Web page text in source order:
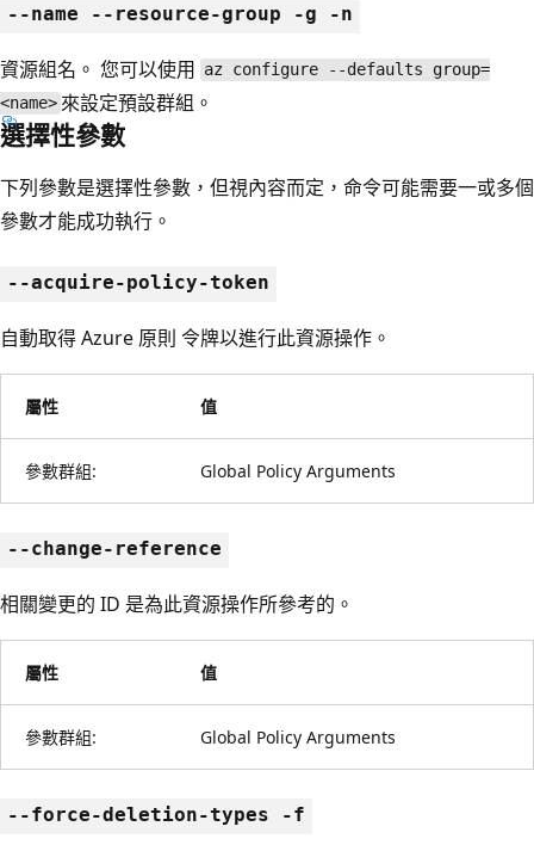
--name --resource-group -g -n
資源組名。 您可以使用 az configure --defaults group=
<name>來設定預設群組。
選擇性參數
下列參數是選擇性參數，但視內容而定，命令可能需要一或多個
參數才能成功執行。
--acquire-policy-token
自動取得 Azure 原則 令牌以進行此資源操作。
屬性 值
參數群組: Global Policy Arguments
--change-reference
相關變更的 ID 是為此資源操作所參考的。
屬性 值
參數群組: Global Policy Arguments
--force-deletion-types -f